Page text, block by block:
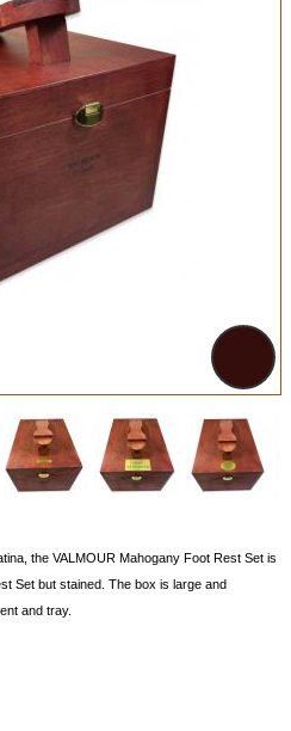
the VALMOUR Mahogany Foot Rest Set is
Set but stained. The box is large and
and tray.